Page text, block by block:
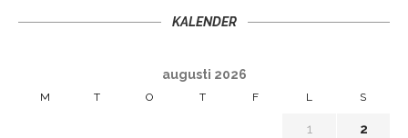
KALENDER
augusti 2026
M T O T F L S
1
2